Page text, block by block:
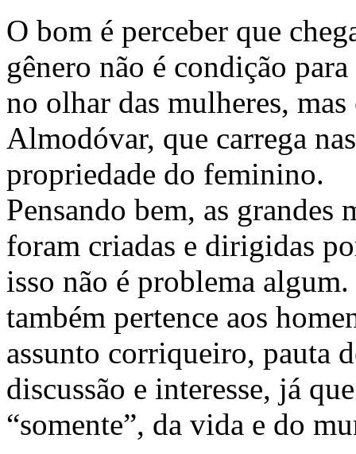
O bom é perceber que
gênero não é condição
no olhar das mulheres,
Almodóvar, que carrega
propriedade do feminino.
Pensando bem, as grandes
foram criadas e dirigidas
isso não é problema
também pertence aos
assunto corriqueiro, pauta
discussão e interesse, já
“somente”, da vida e do